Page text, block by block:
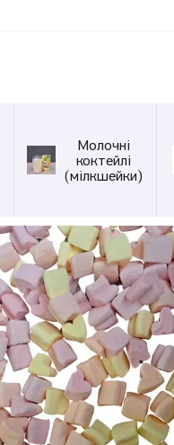
Молочні
коктейлі
(мілкшейки)